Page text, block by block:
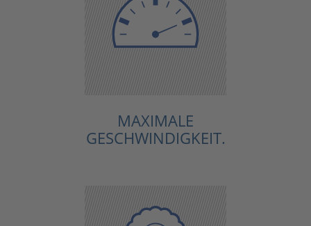
MAXIMALE
GESCHWINDIGKEIT.